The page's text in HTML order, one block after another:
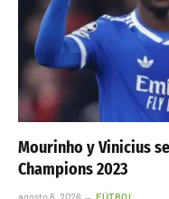
Mourinho y Vinicius
Champions 2023